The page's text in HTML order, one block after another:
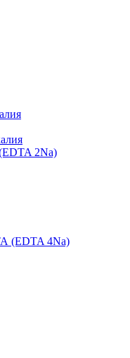
2Na)
(EDTA 4Na)